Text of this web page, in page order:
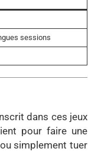
sessions
dans ces jeux
pour faire une
simplement tuer